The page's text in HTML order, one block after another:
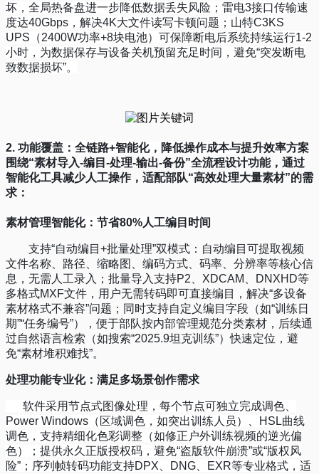
坏，全局热备盘进一步降低数据丢失风险；雷电3接口传输速
度达40Gbps ，解决4K大文件读写卡顿问题；山特C3KS
UPS （2400W功率+8块电池）可保障断电后系统持续运行1-2
小时，为数据保存与设备关机预留充足时间，避免“突发断电
致数据损坏”。
2. 功能覆盖：全链路+智能化，降低操作成本与提升效率方案
围绕“素材导入-编目 -处理-输出-备份”全流程设计功能，通过
智能化工具减少人工操作，适配部队“高效处理大量素材”的需
求：
素材管理智能化：节省80%人工编目时间
支持“自动编目 +批量处理”双模式：自动编目可提取视频
文件名称、路径、缩略图、编码方式、码率、分辨率等核心信
息，无需人工录入；批量导入支持P2、 XDCAM 、 DNXHD等
多格式MXF文件，用户无需转码即可直接编目，解决“多设备
素材格式不兼容”问题；同时支持自定义编目字段（如“训练日
期”“任务编号”），便于部队按内部管理规范分类素材，后续通
过自然语言检索（如搜索“2025.9坦克训练”）快速定位，避
免“素材堆积难找”。
处理功能专业化：满足多场景创作需求
软件采用节点式图像处理，每个节点可独立完成调色、
Power Windows （区域调色，如突出训练人员）、 HSL曲线
调色，支持精细化色彩调整（如修正户外训练视频的逆光偏
色）；提供永久正版授权码，避免“盗版软件崩溃”或“版权风
险” ；序列帧转码功能支持DPX、 DNG、 EXR等专业格式，适